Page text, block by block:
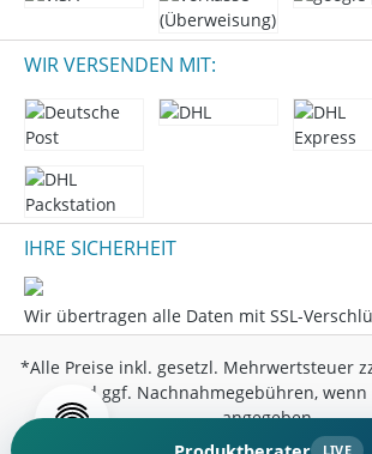
WIR VERSENDEN MIT:
IHRE SICHERHEIT
Wir übertragen alle Daten mit SSL-
*Alle Preise inkl. gesetzl. Mehrwertsteuer
und ggf. Nachnahmegebühren,
angegeben.
LIVE